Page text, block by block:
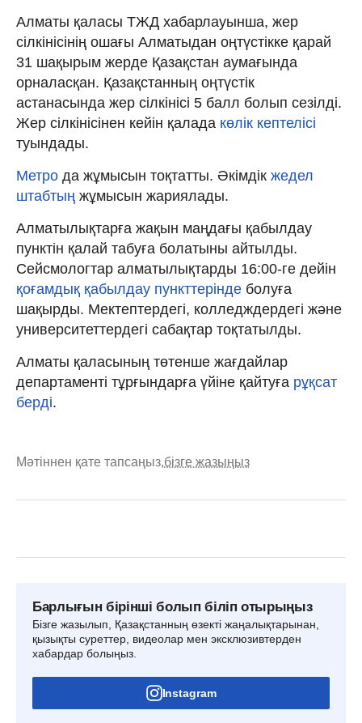
Алматы қаласы ТЖД хабарлауынша, жер
сілкінісінің ошағы Алматыдан оңтүстікке қарай
31 шақырым жерде Қазақстан аумағында
орналасқан. Қазақстанның оңтүстік
астанасында жер сілкінісі 5 балл болып сезілді.
Жер сілкінісінен кейін қалада көлік кептелісі
туындады.
Метро да жұмысын тоқтатты. Әкімдік жедел
штабтың жұмысын жариялады.
Алматылықтарға жақын маңдағы қабылдау
пунктін қалай табуға болатыны айтылды.
Сейсмологтар алматылықтарды 16:00-ге дейін
қоғамдық қабылдау пункттерінде болуға
шақырды. Мектептердегі, колледждердегі және
университеттердегі сабақтар тоқтатылды.
Алматы қаласының төтенше жағдайлар
департаменті тұрғындарға үйіне қайтуға рұқсат
берді.
Мәтіннен қате тапсаңыз,бізге жазыңыз
Барлығын бірінші болып біліп отырыңыз
Бізге жазылып, Қазақстанның өзекті жаңалықтарынан,
қызықты суреттер, видеолар мен эксклюзивтерден
хабардар болыңыз.
Instagram